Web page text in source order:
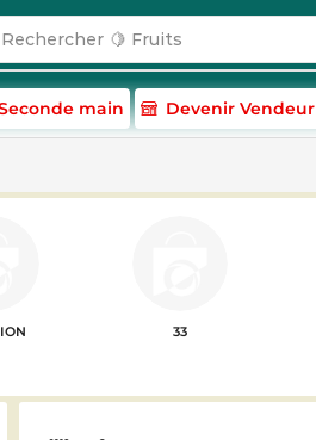
Rechercher 🍋 Fruits
main Devenir Vendeur
33